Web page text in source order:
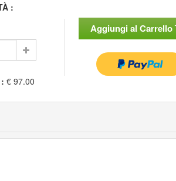
:
Aggiungi al Carrello
: € 97.00